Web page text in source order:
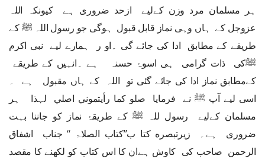
ہر مسلمان مرد وزن کےلیے ازحد ضروری ہے کیونکہ اللہ
عزوجل کے ہاں وہی نماز قابل قبول ہوگی جو رسول اللہ ﷺ کے
طریقے کے مطابق ادا کی جائے گی ۔او ر ہمارے لیے نبی اکرم
ﷺکی ذات گرامی ہی اسوۂ حسنہ ہے ۔انہیں کے طریقے
کےمطابق نماز ادا کی جائے گئی تو اللہ کے ہاں مقبول ہے ۔
اسی لیے آپ ﷺ نے فرمایا صلو كما رأيتموني اصلي لہذا ہر
مسلمان کےلیے رسول للہ ﷺ کے طریقۂ نماز کو جاننا بہت
ضروری ہے۔ زيرتبصره كتا ب’’کتاب الصلاۃ ‘‘ جناب اشفاق
الرحمن صاحب کی کاوش ہےان کا اس کتاب کو لکھنے کا مقصد